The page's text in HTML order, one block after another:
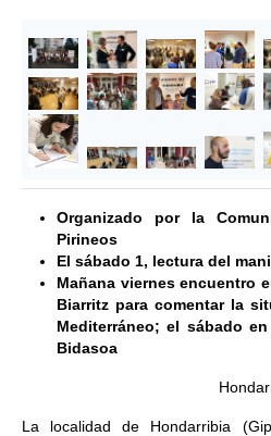
Organizado por la
Pirineos
El sábado 1, lectura del
Mañana viernes encuentro
Biarritz para comentar la
Mediterráneo; el sábado
Bidasoa
La localidad de Hondarribia